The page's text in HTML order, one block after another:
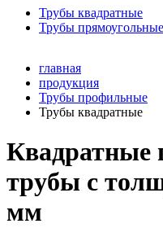
Трубы квадратные
Трубы прямоугольные
главная
продукция
Трубы профильные
Трубы квадратные
Квадратные
трубы с
мм